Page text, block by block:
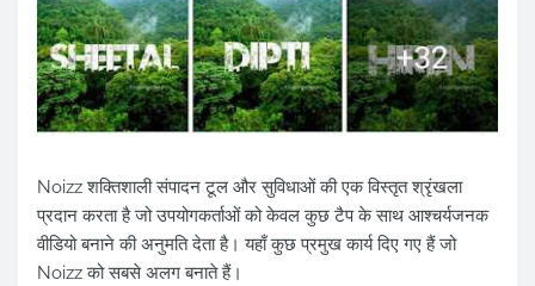
Noizz शक्तिशाली संपादन टूल और सुविधाओं की एक विस्तृत श्रृंखला
प्रदान करता है जो उपयोगकर्ताओं को केवल कुछ टैप के साथ आश्चर्यजनक
वीडियो बनाने की अनुमति देता है। यहाँ कुछ प्रमुख कार्य दिए गए हैं जो
Noizz को सबसे अलग बनाते हैं।